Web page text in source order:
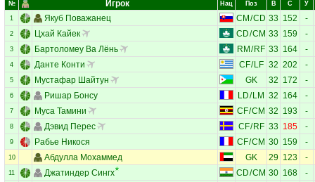
№ Игрок Нац Поз В С У
1 Якуб Поважанец CM /CD 33 152 -
2 Цхай Кайек CD/CM 33 159 -
3 Бартоломеу Ва Лёнь RM / RF 33 164 -
4 Данте Конти CF/LF 32 202 -
5 Мустафар Шайтун GK 32 172 -
6 Ришар Бонсу LD/ LM 32 164 -
7 Муса Тамини CF/CM 32 193 -
8 Дэвид Перес CF/RF 33 185 -
9 Рабье Никося CF/CM 30 159 -
10 Абдулла Мохаммед GK 29 123 -
11 Джатиндер Сингх CD/CM 30 168 -